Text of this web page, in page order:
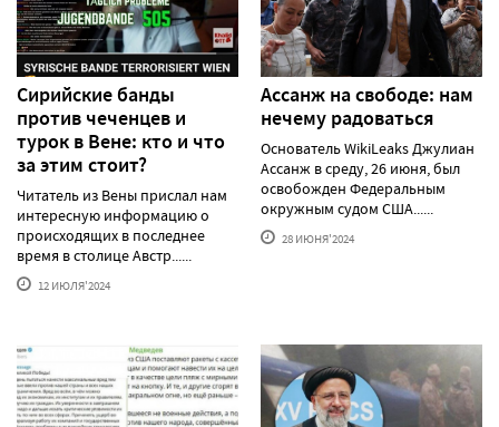
Сирийские банды
против чеченцев и
турок в Вене: кто и что
за этим стоит?
Читатель из Вены прислал нам
интересную информацию о
происходящих в последнее
время в столице Австр......
12 ИЮЛЯ'2024
Ассанж на свободе: нам
нечему радоваться
Основатель WikiLeaks Джулиан
Ассанж в среду, 26 июня, был
освобожден Федеральным
окружным судом США......
28 ИЮНЯ'2024